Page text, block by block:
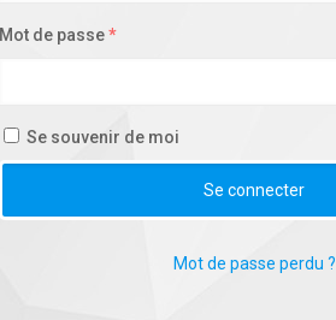
Mot de passe*
Se souvenir de moi
Se connecter
Mot de passe perdu ?